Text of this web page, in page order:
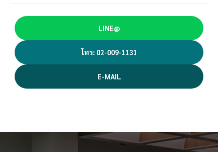
LINE@
โทร: 02-009-1131
E-MAIL